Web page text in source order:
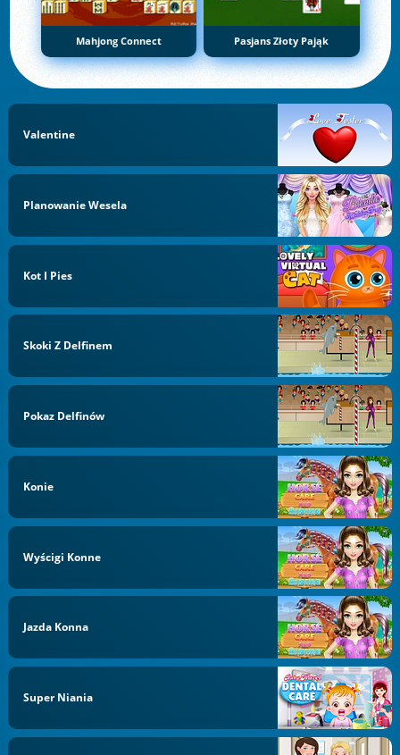
Mahjong Connect Pasjans Złoty Pająk
Valentine
Planowanie Wesela
Kot I Pies
Skoki Z Delfinem
Pokaz Delfinów
Konie
Wyścigi Konne
Jazda Konna
Super Niania